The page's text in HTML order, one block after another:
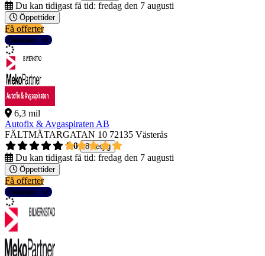
Du kan tidigast få tid: fredag den 7 augusti
Öppettider
Få offerter
Detaljer
6,3 mil
Autofix & Avgaspiraten AB
FÄLTMÄTARGATAN 10 72135 Västerås
5,0
8 betyg
Du kan tidigast få tid: fredag den 7 augusti
Öppettider
Få offerter
Detaljer